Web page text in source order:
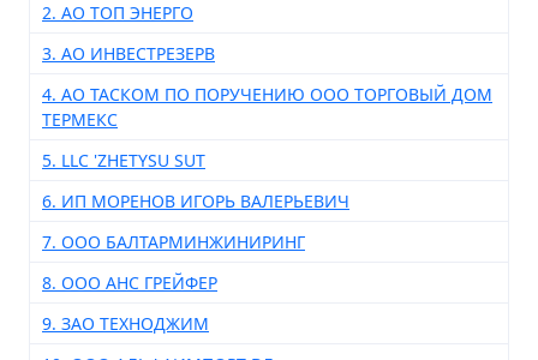
2. АО ТОП ЭНЕРГО
3. АО ИНВЕСТРЕЗЕРВ
4. АО ТАСКОМ ПО ПОРУЧЕНИЮ ООО ТОРГОВЫЙ ДОМ
ТЕРМЕКС
5. LLC 'ZHETYSU SUT
6. ИП МОРЕНОВ ИГОРЬ ВАЛЕРЬЕВИЧ
7. ООО БАЛТАРМИНЖИНИРИНГ
8. ООО АНС ГРЕЙФЕР
9. ЗАО ТЕХНОДЖИМ